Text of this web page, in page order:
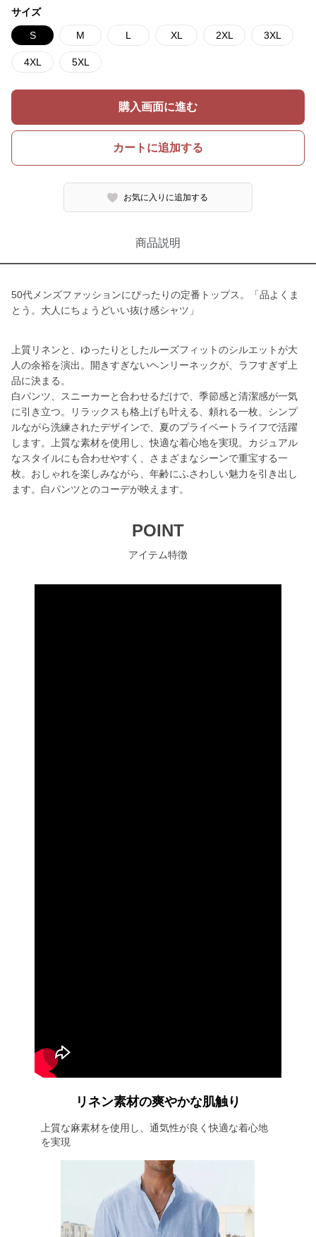
サイズ
S M L XL 2XL 3XL
4XL 5XL
購入画面に進む
カートに追加する
お気に入りに追加する
商品説明
50代メンズファッションにぴったりの定番トップス。「品よくま
とう。大人にちょうどいい抜け感シャツ」
上質リネンと、ゆったりとしたルーズフィットのシルエットが大
人の余裕を演出。開きすぎないヘンリーネックが、ラフすぎず上
品に決まる。
白パンツ、スニーカーと合わせるだけで、季節感と清潔感が一気
に引き立つ。リラックスも格上げも叶える、頼れる一枚。シンプ
ルながら洗練されたデザインで、夏のプライベートライフで活躍
します。上質な素材を使用し、快適な着心地を実現。カジュアル
なスタイルにも合わせやすく、さまざまなシーンで重宝する一
枚。おしゃれを楽しみながら、年齢にふさわしい魅力を引き出し
ます。白パンツとのコーデが映えます。
POINT
アイテム特徴
リネン素材の爽やかな肌触り
上質な麻素材を使用し、通気性が良く快適な着心地
を実現